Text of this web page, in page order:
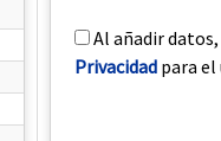
Al añadir
Privacidad para el